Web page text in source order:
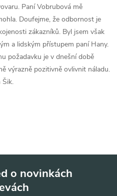
Paní Vobrubová mě
Doufejme, že odbornost je
zákazníků. Byl jsem však
a lidským přístupem paní Hany.
požadavku je v dnešní době
výrazně pozitivně ovlivnit náladu.
Šik.
o novinkách